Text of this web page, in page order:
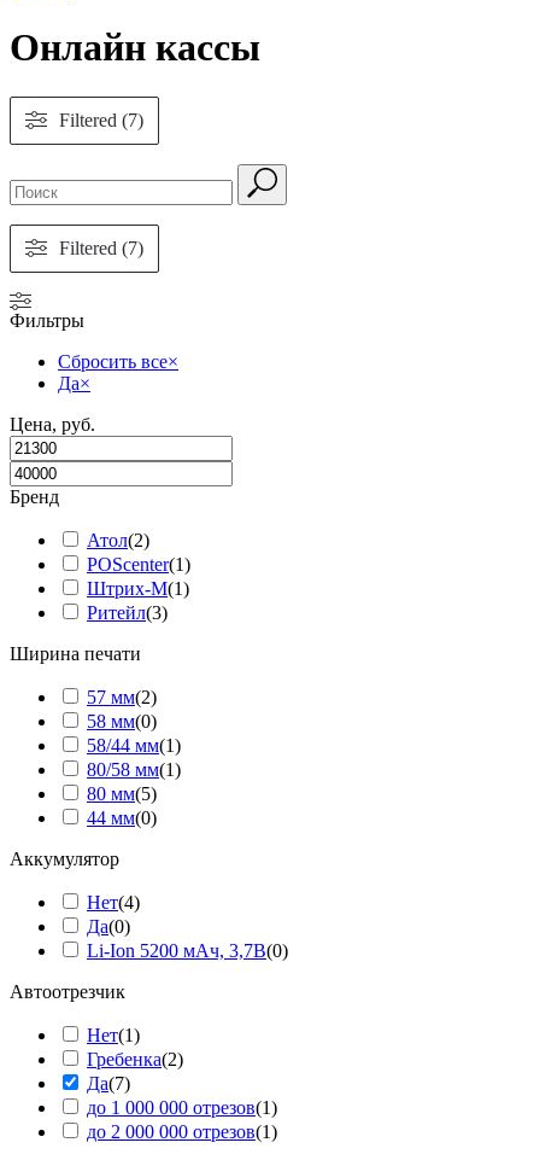
Онлайн кассы
Filtered (7)
Filtered (7)
Фильтры
Сбросить все×
Да×
Цена, руб.
Бренд
Атол(2)
POScenter(1)
Штрих-М(1)
Ритейл(3)
Ширина печати
57 мм(2)
58 мм(0)
58/44 мм(1)
80/58 мм(1)
80 мм(5)
44 мм(0)
Аккумулятор
Нет(4)
Да(0)
Li-Ion 5200 мАч, 3,7В(0)
Автоотрезчик
Нет(1)
Гребенка(2)
Да(7)
до 1 000 000 отрезов(1)
до 2 000 000 отрезов(1)